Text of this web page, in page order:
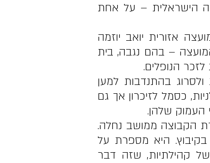
הישראלית – על אחת
התארגנה במועצה אזורית יואב יוזמה
– בהם נגבה, בית
הנופלים.
בהתנדבות למען
כסמל לזיכרון אך גם
העמוק שלהן.
הקבוצה ממושב נחלה.
היא מספרת על
של קהילתיות, שזה דבר